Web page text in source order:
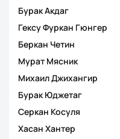
Бурак Акдаг
Гексу Фуркан Гюнгер
Беркан Четин
Мурат Мясник
Михаил Джихангир
Бурак Юджетаг
Серкан Косуля
Хасан Хантер